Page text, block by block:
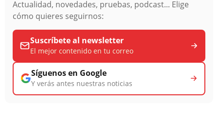
Actualidad, novedades, pruebas, podcast... Elige
cómo quieres seguirnos:
Suscríbete al newsletter
El mejor contenido en tu correo
Síguenos en Google
Y verás antes nuestras noticias